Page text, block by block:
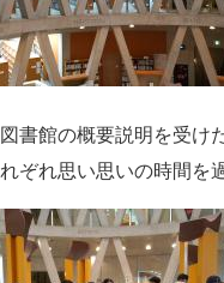
書館の概要説明を受け
ぞれ思い思いの時間を